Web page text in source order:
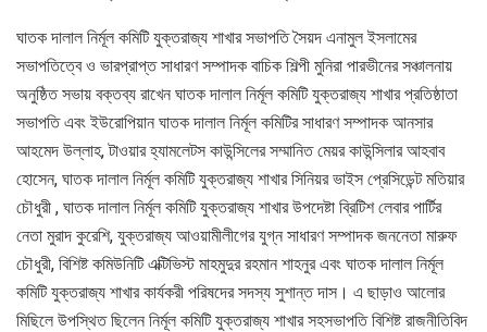
ঘাতক দালাল নির্মূল কমিটি যুক্তরাজ্য শাখার সভাপতি সৈয়দ এনামুল ইসলামের
সভাপতিত্বে ও ভারপ্রাপ্ত সাধারণ সম্পাদক বাচিক শিল্পী মুনিরা পারভীনের সঞ্চালনায়
অনুষ্ঠিত সভায় বক্তব্য রাখেন ঘাতক দালাল নির্মূল কমিটি যুক্তরাজ্য শাখার প্রতিষ্ঠাতা
সভাপতি এবং ইউরোপিয়ান ঘাতক দালাল নির্মূল কমিটির সাধারণ সম্পাদক আনসার
আহমেদ উল্লাহ, টাওয়ার হ্যামলেটস কাউন্সিলের সম্মানিত মেয়র কাউন্সিলার আহবাব
হোসেন, ঘাতক দালাল নির্মূল কমিটি যুক্তরাজ্য শাখার সিনিয়র ভাইস প্রেসিডেন্ট মতিয়ার
চৌধুরী , ঘাতক দালাল নির্মূল কমিটি যুক্তরাজ্য শাখার উপদেষ্টা ব্রিটিশ লেবার পার্টির
নেতা মুরাদ কুরেশি, যুক্তরাজ্য আওয়ামীলীগের যুগ্ন সাধারণ সম্পাদক জননেতা মারুফ
চৌধুরী, বিশিষ্ট কমিউনিটি এক্টিভিস্ট মাহমুদুর রহমান শাহনুর এবং ঘাতক দালাল নির্মূল
কমিটি যুক্তরাজ্য শাখার কার্যকরী পরিষদের সদস্য সুশান্ত দাস। এ ছাড়াও আলোর
মিছিলে উপস্থিত ছিলেন নির্মূল কমিটি যুক্তরাজ্য শাখার সহসভাপতি বিশিষ্ট রাজনীতিবিদ